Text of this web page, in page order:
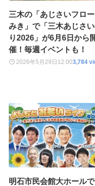
三木の「あじさいフロ
みき」で「三木あじさ
り2026」が6月6日から
催！毎週イベントも！
2026年5月29日 12:003,784
明石市民会館大ホールで